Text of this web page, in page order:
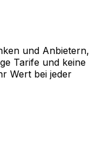
und Anbietern,
Tarife und keine
Wert bei jeder